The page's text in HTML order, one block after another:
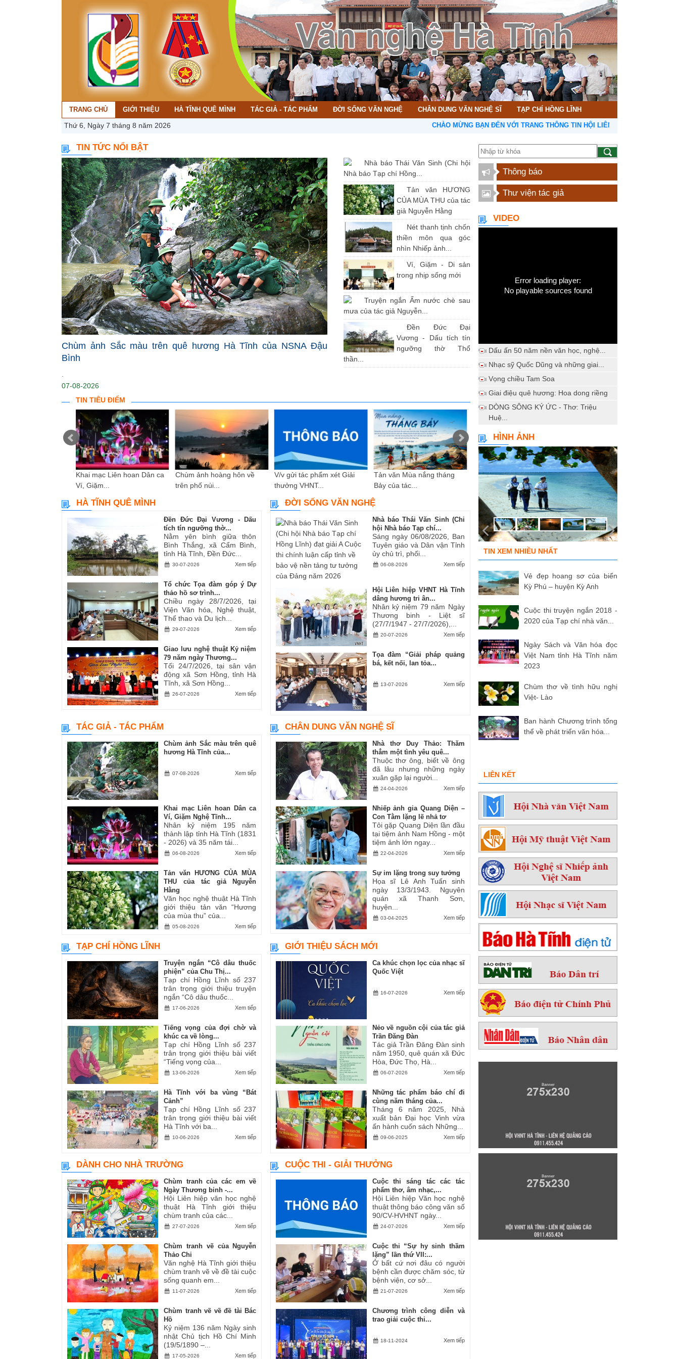
TRANG CHỦ GIỚI THIỆU HÀ TĨNH QUÊ MÌNH TÁC GIẢ - TÁC PHẨM ĐỜI SỐNG VĂN NGHỆ CHÂN DUNG VĂN NGHỆ SĨ TẠP CHÍ HỒNG LĨNH
Thứ 6, Ngày 7 tháng 8 năm 2026 CHÀO MỪNG BẠN ĐẾN VỚI TRANG THÔNG TIN HỘI LIÊN HIỆP VĂN HỌC NGHỆ
TIN TỨC NỔI BẬT
Chùm ảnh Sắc màu trên quê hương Hà Tĩnh của NSNA Đậu
Bình
.
07-08-2026
Nhà báo Thái Văn Sinh (Chi hội
Nhà báo Tạp chí Hồng...
Tản văn HƯƠNG
CỦA MÙA THU của tác
giả Nguyễn Hằng
Nét thanh tịnh chốn
thiền môn qua góc
nhìn Nhiếp ảnh...
Ví, Giặm - Di sản
trong nhịp sống mới
Truyện ngắn Ấm nước chè sau
mưa của tác giả Nguyễn...
Đền Đức Đại
Vương - Dấu tích tín
ngưỡng thờ Thổ
thần...
TIN TIÊU ĐIỂM
Khai mạc Liên hoan Dân ca
Ví, Giặm...
Chùm ảnh hoàng hôn về
trên phố núi...
V/v gửi tác phẩm xét Giải
thưởng VHNT...
Tản văn Mùa nắng tháng
Bảy của tác...
Chùm ảnh “Kéo lưới rùng”
của NSNA...
ĐỒNG ĐỘI ƠI, CÁC ANH ĐÃ
TRỞ VỀ!
HÀ TĨNH QUÊ MÌNH
Đền Đức Đại Vương - Dấu
tích tín ngưỡng thờ...
Nằm yên bình giữa thôn
Bình Thắng, xã Cẩm Bình,
tỉnh Hà Tĩnh, Đền Đức...
Xem tiếp
30-07-2026
Tổ chức Tọa đàm góp ý Dự
thảo hồ sơ trình...
Chiều ngày 28/7/2026, tại
Viện Văn hóa, Nghệ thuật,
Thể thao và Du lịch...
Xem tiếp
29-07-2026
Giao lưu nghệ thuật Kỷ niệm
79 năm ngày Thương...
Tối 24/7/2026, tại sân vận
động xã Sơn Hồng, tỉnh Hà
Tĩnh, xã Sơn Hồng...
Xem tiếp
26-07-2026
ĐỜI SỐNG VĂN NGHỆ
Nhà báo Thái Văn Sinh (Chi
hội Nhà báo Tạp chí...
Sáng ngày 06/08/2026, Ban
Tuyên giáo và Dân vận Tỉnh
ủy chủ trì, phối...
Xem tiếp
06-08-2026
Hội Liên hiệp VHNT Hà Tĩnh
dâng hương tri ân...
Nhân kỷ niệm 79 năm Ngày
Thương binh - Liệt sĩ
(27/7/1947 - 27/7/2026),...
Xem tiếp
20-07-2026
Tọa đàm “Giải pháp quảng
bá, kết nối, lan tỏa...
Xem tiếp
13-07-2026
TÁC GIẢ - TÁC PHẨM
Chùm ảnh Sắc màu trên quê
hương Hà Tĩnh của...
Xem tiếp
07-08-2026
Khai mạc Liên hoan Dân ca
Ví, Giặm Nghệ Tĩnh...
Nhân kỷ niệm 195 năm
thành lập tỉnh Hà Tĩnh (1831
- 2026) và 35 năm tái...
Xem tiếp
06-08-2026
Tản văn HƯƠNG CỦA MÙA
THU của tác giả Nguyễn
Hằng
Văn học nghệ thuật Hà Tĩnh
giới thiệu tản văn “Hương
của mùa thu” của...
Xem tiếp
05-08-2026
CHÂN DUNG VĂN NGHỆ SĨ
Nhà thơ Duy Thảo: Thăm
thẳm một tình yêu quê...
Thuộc thơ ông, biết về ông
đã lâu nhưng những ngày
xuân gặp lại người...
Xem tiếp
24-04-2026
Nhiếp ảnh gia Quang Diện –
Con Tằm lặng lẽ nhả tơ
Tôi gặp Quang Diện lần đầu
tại tiệm ảnh Nam Hồng - một
tiệm ảnh lớn ngay...
Xem tiếp
22-04-2026
Sự im lặng trong suy tưởng
Họa sĩ Lê Anh Tuấn sinh
ngày 13/3/1943. Nguyên
quán xã Thanh Sơn,
huyện...
Xem tiếp
03-04-2025
TẠP CHÍ HỒNG LĨNH
Truyện ngắn “Cô dâu thuốc
phiện” của Chu Thị...
Tạp chí Hồng Lĩnh số 237
trân trọng giới thiệu truyện
ngắn “Cô dâu thuốc...
Xem tiếp
17-06-2026
Tiếng vọng của đợi chờ và
khúc ca về lòng...
Tạp chí Hồng Lĩnh số 237
trân trọng giới thiệu bài viết
“Tiếng vọng của...
Xem tiếp
13-06-2026
Hà Tĩnh với ba vùng “Bát
Cảnh”
Tạp chí Hồng Lĩnh số 237
trân trọng giới thiệu bài viết
Hà Tĩnh với ba...
Xem tiếp
10-06-2026
GIỚI THIỆU SÁCH MỚI
Ca khúc chọn lọc của nhạc sĩ
Quốc Việt
Xem tiếp
16-07-2026
Nẻo về nguồn cội của tác giả
Trần Đăng Đàn
Tác giả Trần Đăng Đàn sinh
năm 1950, quê quán xã Đức
Hòa, Đức Thọ, Hà...
Xem tiếp
06-07-2026
Những tác phẩm báo chí đi
cùng năm tháng của...
Tháng 6 năm 2025, Nhà
xuất bản Đại học Vinh vừa
ấn hành cuốn sách Những...
Xem tiếp
09-06-2025
DÀNH CHO NHÀ TRƯỜNG
Chùm tranh của các em về
Ngày Thương binh -...
Hội Liên hiệp văn học nghệ
thuật Hà Tĩnh giới thiệu
chùm tranh của các...
Xem tiếp
27-07-2026
Chùm tranh vẽ của Nguyễn
Thảo Chi
Văn nghệ Hà Tĩnh giới thiệu
chùm tranh vẽ về đề tài cuộc
sống quanh em...
Xem tiếp
11-07-2026
Chùm tranh vẽ về đề tài Bác
Hồ
Kỷ niệm 136 năm Ngày sinh
nhật Chủ tịch Hồ Chí Minh
(19/5/1890 –...
Xem tiếp
17-05-2026
CUỘC THI - GIẢI THƯỞNG
Cuộc thi sáng tác các tác
phẩm thơ, âm nhạc,...
Hội Liên hiệp Văn học nghệ
thuật thông báo công văn số
90/CV-HVHNT ngày...
Xem tiếp
24-07-2026
Cuộc thi “Sự hy sinh thầm
lặng” lần thứ VII:...
Ở bất cứ nơi đâu có người
bệnh cần được chăm sóc, từ
bệnh viện, cơ sở...
Xem tiếp
21-07-2026
Chương trình công diễn và
trao giải cuộc thi...
Xem tiếp
18-11-2024
Thông báo
Thư viện tác giả
VIDEO
Error loading player:
No playable sources found
Dấu ấn 50 năm nền văn học, nghệ...
Nhạc sỹ Quốc Dũng và những giai...
Vọng chiều Tam Soa
Giai điệu quê hương: Hoa dong riềng
DÒNG SÔNG KÝ ỨC - Thơ: Triệu
Huệ...
HÌNH ẢNH
TIN XEM NHIỀU NHẤT
Vẻ đẹp hoang sơ của biển
Kỳ Phú – huyện Kỳ Anh
Cuộc thi truyện ngắn 2018 -
2020 của Tạp chí nhà văn...
Ngày Sách và Văn hóa đọc
Việt Nam tỉnh Hà Tĩnh năm
2023
Chùm thơ về tình hữu nghị
Việt- Lào
Ban hành Chương trình tổng
thể về phát triển văn hóa...
LIÊN KẾT